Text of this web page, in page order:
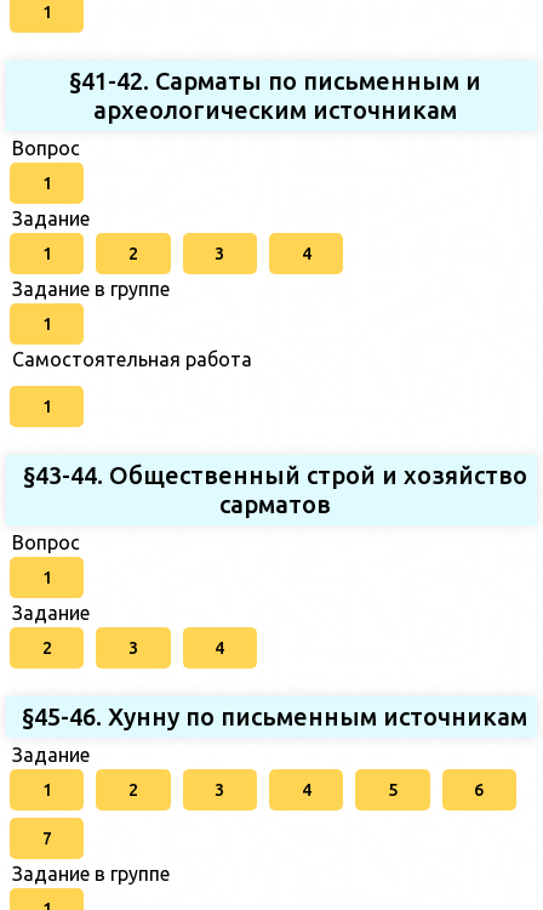
1
§41-42. Сарматы по письменным и
археологическим источникам
Вопрос
1
Задание
1 2 3 4
Задание в группе
1
Самостоятельная работа
1
§43-44. Общественный строй и хозяйство
сарматов
Вопрос
1
Задание
2 3 4
§45-46. Хунну по письменным источникам
Задание
1 2 3 4 5 6
7
Задание в группе